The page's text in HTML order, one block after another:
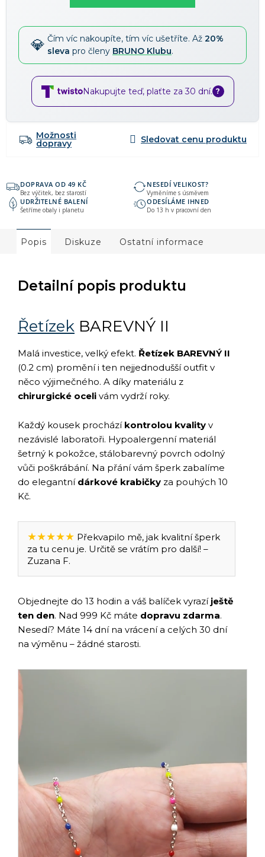
Čím víc nakoupíte, tím víc ušetříte. Až 20%
sleva pro členy BRUNO Klubu.
Nakupujte teď, plaťte za 30 dní. ?
Možnosti
dopravy
DOPRAVA OD 49 KČ
Bez výčitek, bez starostí
NESEDÍ VELIKOST?
Vyměníme s úsměvem
UDRŽITELNÉ BALENÍ
Šetříme obaly i planetu
ODESÍLÁME IHNED
Do 13 h v pracovní den
Popis Diskuze Ostatní informace
Detailní popis produktu
Řetízek BAREVNÝ II
Malá investice, velký efekt. Řetízek BAREVNÝ II
(0.2 cm) promění i ten nejjednodušší outfit v
něco výjimečného. A díky materiálu z
chirurgické oceli vám vydrží roky.
Každý kousek prochází kontrolou kvality v
nezávislé laboratoři. Hypoalergenní materiál
šetrný k pokožce, stálobarevný povrch odolný
vůči poškrábání. Na přání vám šperk zabalíme
do elegantní dárkové krabičky za pouhých 10
Kč.
★★★★★ Překvapilo mě, jak kvalitní šperk
za tu cenu je. Určitě se vrátím pro další! –
Zuzana F.
Objednejte do 13 hodin a váš balíček vyrazí ještě
ten den. Nad 999 Kč máte dopravu zdarma.
Nesedí? Máte 14 dní na vrácení a celých 30 dní
na výměnu – žádné starosti.